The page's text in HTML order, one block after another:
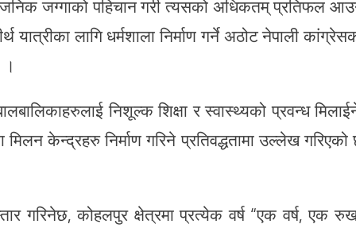
जग्गाको पहिचान गरी त्यसको अधिकतम् प्रतिफल
यात्रीका लागि धर्मशाला निर्माण गर्ने अठोट नेपाली
निशूल्क शिक्षा र स्वास्थ्यको प्रवन्ध
केन्द्रहरु निर्माण गरिने प्रतिवद्धतामा उल्लेख
गरिनेछ, कोहलपुर क्षेत्रमा प्रत्येक वर्ष “एक वर्ष, एक